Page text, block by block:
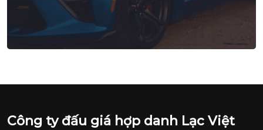
Công ty đấu giá hợp danh Lạc Việt